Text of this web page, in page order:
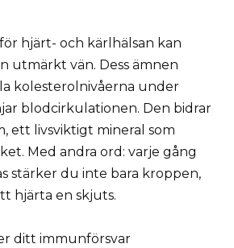
hjärt- och kärlhälsan kan
utmärkt vän. Dess ämnen
kolesterolnivåerna under
blodcirkulationen. Den bidrar
ett livsviktigt mineral som
Med andra ord: varje gång
stärker du inte bara kroppen,
hjärta en skjuts.
ditt immunförsvar